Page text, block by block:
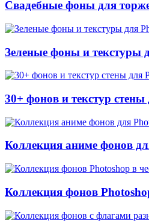
Свадебные фоны для
Зеленые фоны и текстуры
30+ фонов и текстур стены
Коллекция аниме фонов
Коллекция фонов